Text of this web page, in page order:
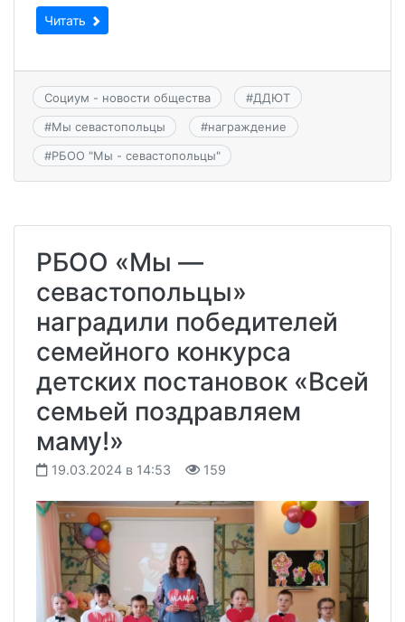
Читать
Социум - новости общества #ДДЮТ
#Мы севастопольцы #награждение
#РБОО "Мы - севастопольцы"
РБОО «Мы —
севастопольцы»
наградили победителей
семейного конкурса
детских постановок «Всей
семьей поздравляем
маму!»
19.03.2024 в 14:53 159